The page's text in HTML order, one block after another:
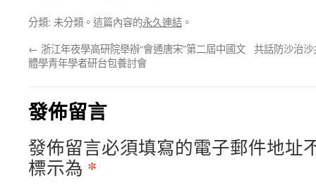
分類: 未分類。這篇內容的永久連結 。
← 浙江年夜學高研院舉辦“會通唐宋”第二屆中國文
體學青年學者研台包養討會
共話防沙治
發佈留言
發佈留言必須填寫的電子郵件地址
標示為 *